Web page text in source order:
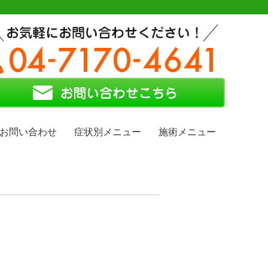
お問い合わせ 症状別メニュー 施術メニュー